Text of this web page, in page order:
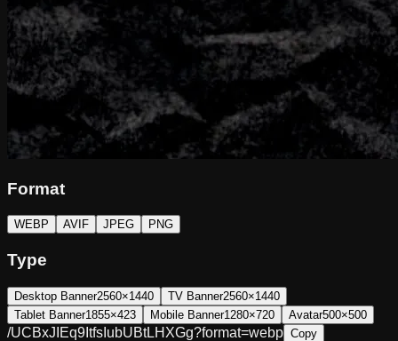
Format
WEBP AVIF JPEG PNG
Type
Desktop Banner2560×1440 TV Banner2560×1440
Tablet Banner1855×423 Mobile Banner1280×720 Avatar500×500
/UCBxJIEq9ItfsIubUBtLHXGg?format=webp Copy